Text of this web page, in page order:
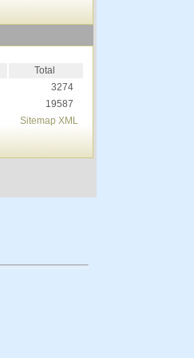
Total
3274
19587
Sitemap XML